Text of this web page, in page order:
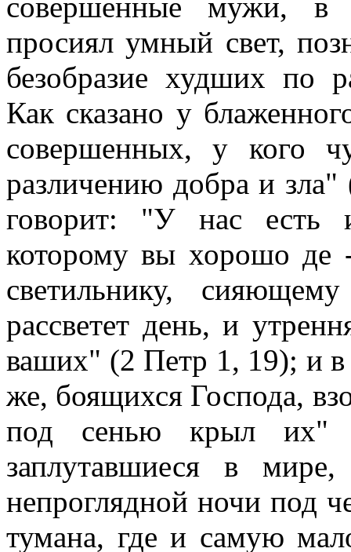
просиял умный свет,
безобразие худших по
Как сказано у
совершенных, у кого
различению добра и
говорит: "У нас есть
которому вы хорошо де
светильнику,
рассветет день, и
ваших" (2 Петр 1, 19); и в
же, боящихся Господа,
под сенью крыл
заплутавшиеся в
непроглядной ночи под
тумана, где и самую